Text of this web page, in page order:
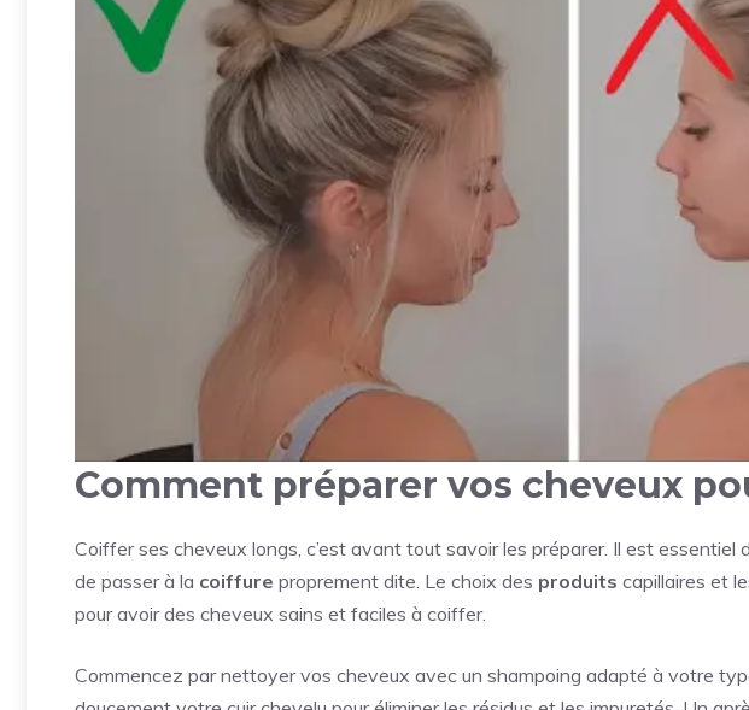
Comment préparer vos cheveux
Coiffer ses cheveux longs, c’est avant tout savoir les préparer. Il est essentiel
de passer à la coiffure proprement dite. Le choix des produits capillaires et
pour avoir des cheveux sains et faciles à coiffer.
Commencez par nettoyer vos cheveux avec un shampoing adapté à votre